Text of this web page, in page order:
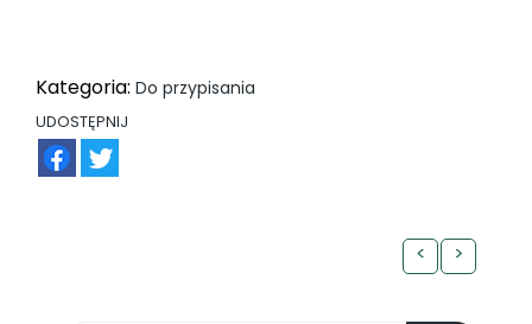
Kategoria: Do przypisania
UDOSTĘPNIJ
< >